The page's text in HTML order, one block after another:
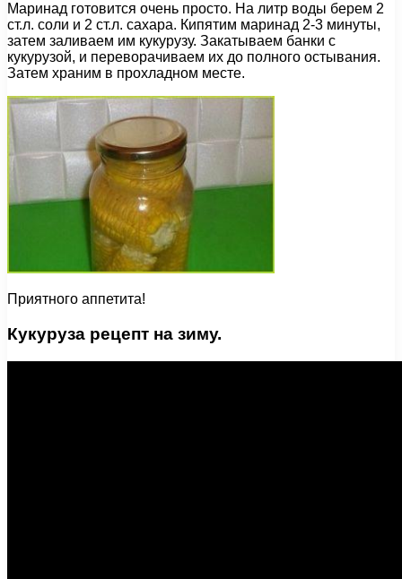
Маринад готовится очень просто. На литр воды берем 2
ст.л. соли и 2 ст.л. сахара. Кипятим маринад 2-3 минуты,
затем заливаем им кукурузу. Закатываем банки с
кукурузой, и переворачиваем их до полного остывания.
Затем храним в прохладном месте.
Приятного аппетита!
Кукуруза рецепт на зиму.